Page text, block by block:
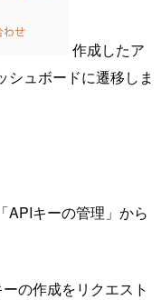
作成したア
シュボードに遷移しま
APIキーの管理」から
の作成をリクエスト